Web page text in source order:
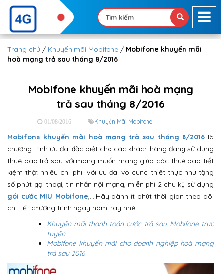
Trang chủ / Khuyến mãi Mobifone / Mobifone khuyến mãi
hoà mạng trả sau tháng 8/2016
Mobifone khuyến mãi hoà mạng
trả sau tháng 8/2016
01/08/2016 Khuyến Mãi Mobifone
Mobifone khuyến mãi hoà mạng trả sau tháng 8/2016là
chương trình ưu đãi đặc biệt cho các khách hàng đang sử dụng
thuê bao trả sau với mong muốn mang giúp các thuê bao tiết
kiệm thật nhiều chi phí. Với ưu đãi vô cùng thiết thực như tặng
số phút gọi thoại, tin nhắn nội mạng, miễn phí 2 chu kỳ sử dụng
gói cước MIU Mobifone,….Hãy dành ít phút thời gian theo dõi
chi tiết chương trình ngay hôm nay nhé!
Khuyến mãi thanh toán cước trả sau Mobifone trực
tuyến
Mobifone khuyến mãi cho doanh nghiệp hoà mạng
trả sau 2016